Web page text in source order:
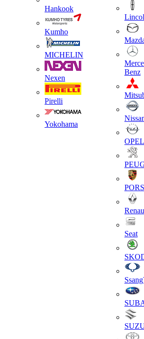
Hankook
Kumho
MICHELIN
Nexen
Pirelli
Yokohama
Benz
OPEL
Seat